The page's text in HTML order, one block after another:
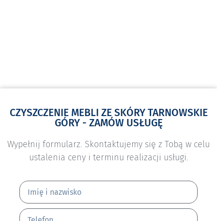
CZYSZCZENIE MEBLI ZE SKÓRY TARNOWSKIE
GÓRY - ZAMÓW USŁUGĘ
Wypełnij formularz. Skontaktujemy się z Tobą w celu
ustalenia ceny i terminu realizacji usługi.